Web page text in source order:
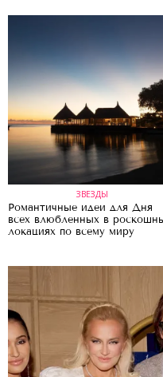
ЗВЕЗДЫ
Романтичные идеи для Дня
всех влюбленных в
локациях по всему миру